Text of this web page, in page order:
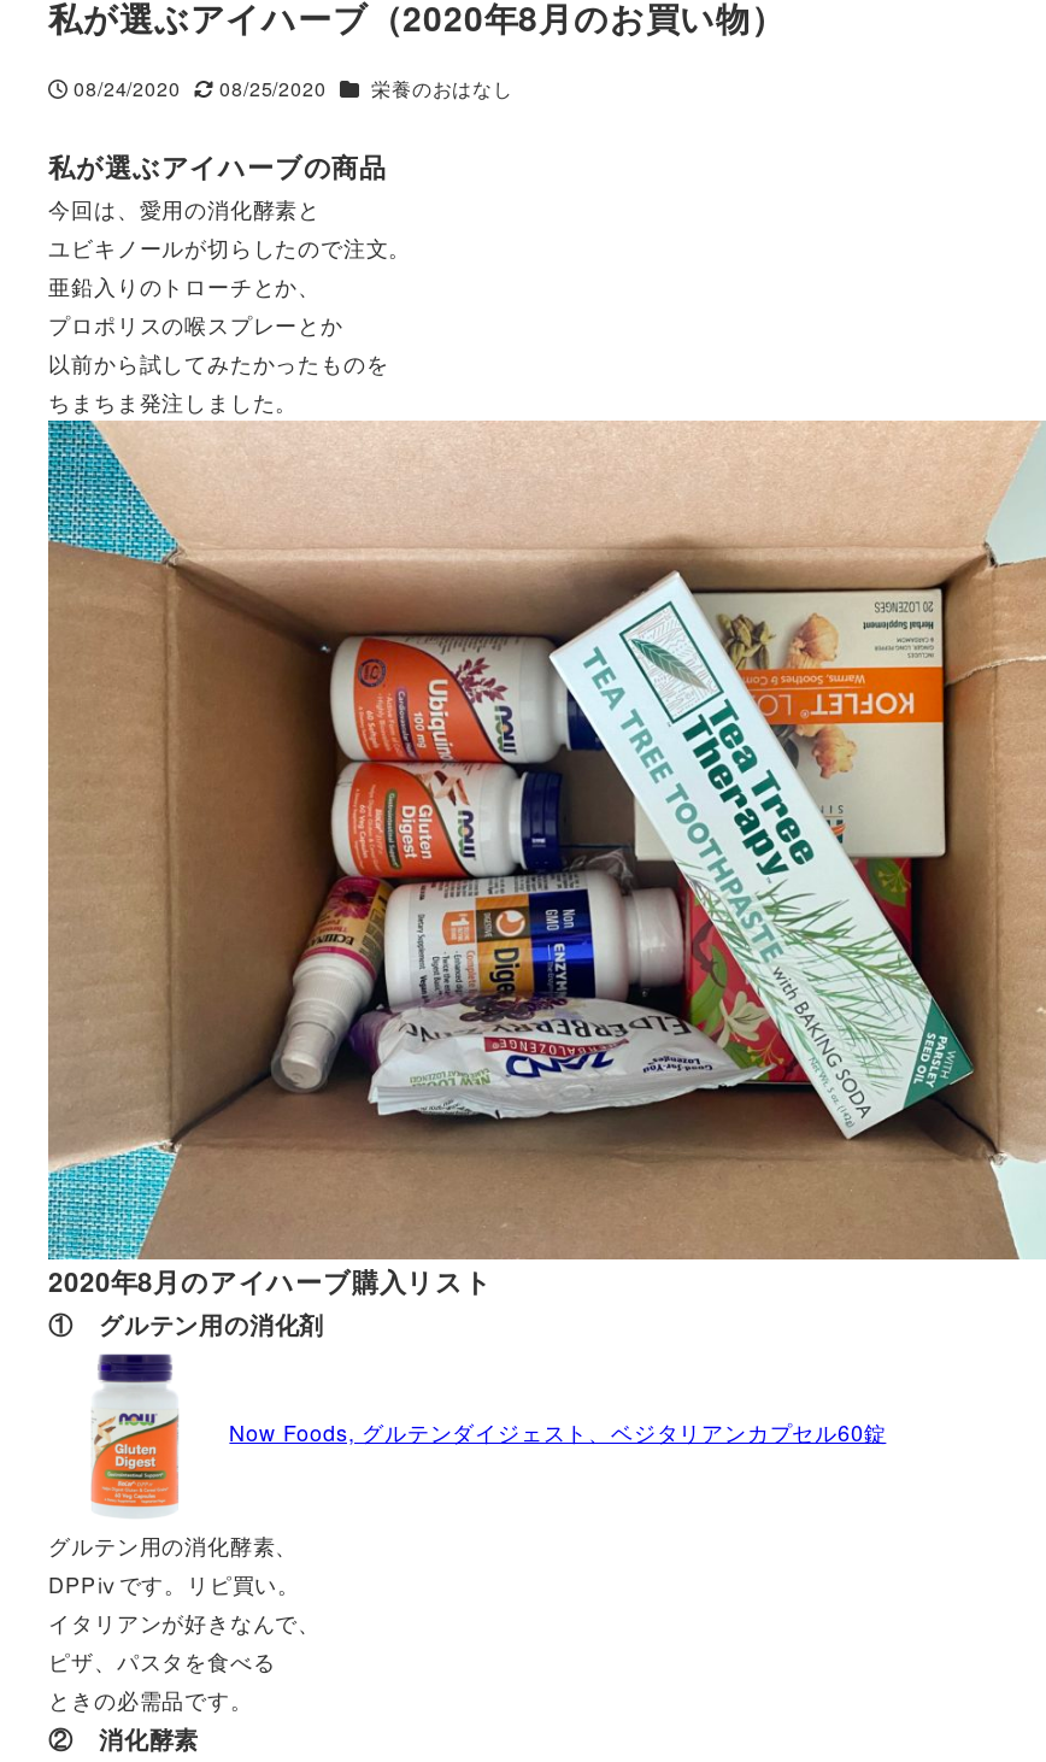
私が選ぶアイハーブ（2020年8月のお買い物）
投稿日
08/24/2020
更新日
08/25/2020 カテゴリー
栄養のおはなし
私が選ぶアイハーブの商品
今回は、愛用の消化酵素と
ユビキノールが切らしたので注文。
亜鉛入りのトローチとか、
プロポリスの喉スプレーとか
以前から試してみたかったものを
ちまちま発注しました。
2020年8月のアイハーブ購入リスト
① グルテン用の消化剤
Now Foods, グルテンダイジェスト、ベジタリアンカプセル60錠
グルテン用の消化酵素、
DPPⅳです。リピ買い。
イタリアンが好きなんで、
ピザ、パスタを食べる
ときの必需品です。
② 消化酵素